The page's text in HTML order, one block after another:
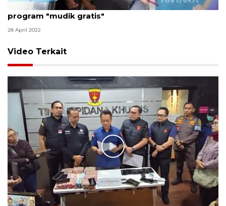
Gubernur Jatim berangkatkan 3.650 pemudik
program "mudik gratis"
28 April 2022
Video Terkait